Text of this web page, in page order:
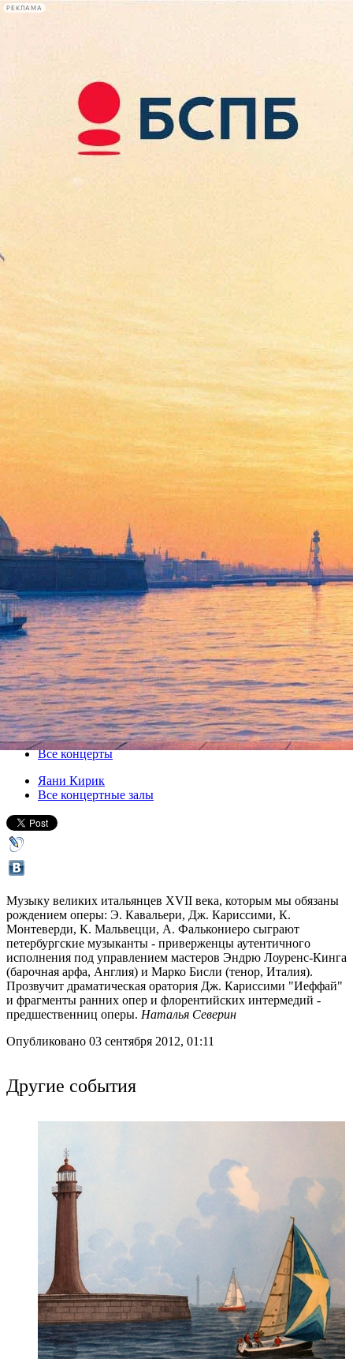
РЕКЛАМА
Сегодня:
2026.08.09
15:56
Афиша Plus
Открытые академии музыки
барокко в Санкт-Петербурге
05 сентября 2012, среда,19.00
Версия для печати
Все концерты
Яани Кирик
Все концертные залы
Музыку великих итальянцев XVII века, которым мы обязаны
рождением оперы: Э. Кавальери, Дж. Кариссими, К.
Монтеверди, К. Мальвецци, А. Фалькониеро сыграют
петербургские музыканты - приверженцы аутентичного
исполнения под управлением мастеров Эндрю Лоуренс-Кинга
(барочная арфа, Англия) и Марко Бисли (тенор, Италия).
Прозвучит драматическая оратория Дж. Кариссими "Иеффай"
и фрагменты ранних опер и флорентийских интермедий -
предшественниц оперы. Наталья Северин
Опубликовано 03 сентября 2012, 01:11
Другие события